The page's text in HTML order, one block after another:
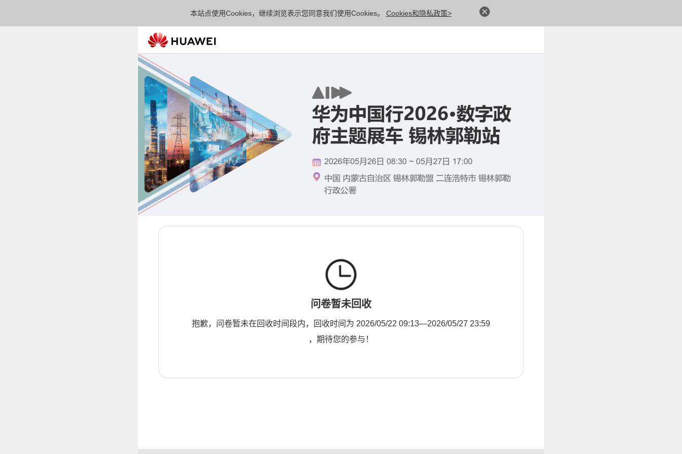
本站点使用Cookies，继续浏览表示您同意我们使用Cookies。 Cookies和隐私政策>
问卷暂未回收
抱歉，问卷暂未在回收时间段内，回收时间为 2026/05/22 09:13—2026/05/27 23:59
，期待您的参与！